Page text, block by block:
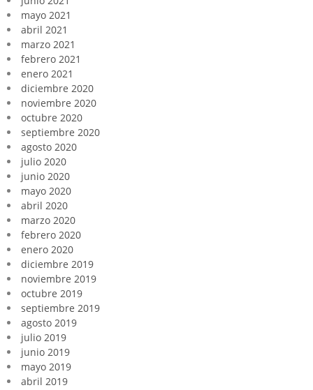
mayo 2021
abril 2021
marzo 2021
febrero 2021
enero 2021
diciembre 2020
noviembre 2020
octubre 2020
septiembre 2020
agosto 2020
julio 2020
junio 2020
mayo 2020
abril 2020
marzo 2020
febrero 2020
enero 2020
diciembre 2019
noviembre 2019
octubre 2019
septiembre 2019
agosto 2019
julio 2019
junio 2019
mayo 2019
abril 2019